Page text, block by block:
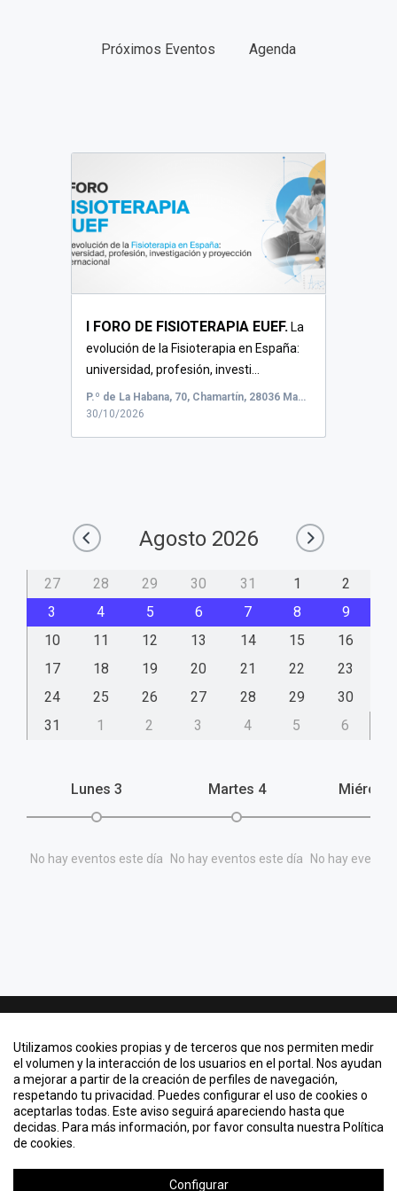
Utilizamos cookies propias y de terceros que nos permiten medir
el volumen y la interacción de los usuarios en el portal. Nos ayudan
a mejorar a partir de la creación de perfiles de navegación,
respetando tu privacidad. Puedes configurar el uso de cookies o
aceptarlas todas. Este aviso seguirá apareciendo hasta que
decidas. Para más información, por favor consulta nuestra Política
de cookies.
Configurar
Próximos Eventos Agenda
I FORO DE FISIOTERAPIA EUEF. La
evolución de la Fisioterapia en España:
universidad, profesión, investi...
P.º de La Habana, 70, Chamartín, 28036 Madrid, España
30/10/2026
Agosto 2026
27 28 29 30 31 1
2
3
4 5 6 7 8
9
10
11 12 13 14 15
16
17
18 19 20 21 22
23
24
25 26 27 28 29
30
31
1 2 3 4 5 6
Lunes 3
No hay eventos este día
Martes 4
No hay eventos este día No hay
Quiero crear un evento
Información legal
Política de cookies